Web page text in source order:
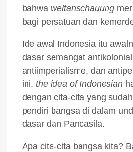
bahwa weltanschauung
bagi persatuan dan
Ide awal Indonesia itu
dasar semangat
antiimperialisme, dan
ini, the idea of Indonesian
dengan cita-cita yang
pendiri bangsa di dalam
dasar dan Pancasila.
Apa cita-cita bangsa kita?